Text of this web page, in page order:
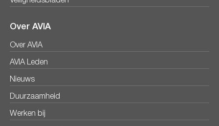
Over AVIA
Over AVIA
AVIA Leden
Nieuws
Duurzaamheid
Werken bij